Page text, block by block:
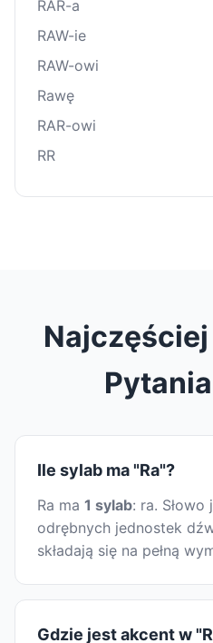
RAR-a
RAW-ie
RAW-owi
Rawę
RAR-owi
RR
Ile sylab ma "Ra"?
Ra ma 1 sylab: ra.
odrębnych jednostek
składają się na pełną
Gdzie jest akcent w